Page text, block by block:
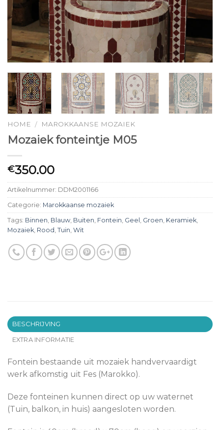
HOME / MAROKKAANSE MOZAIEK
Mozaiek fonteintje M05
€350.00
Artikelnummer: DDM2001166
Categorie: Marokkaanse mozaiek
Tags: Binnen, Blauw, Buiten, Fontein, Geel , Groen, Keramiek,
Mozaiek, Rood , Tuin, Wit
BESCHRIJVING
EXTRA INFORMATIE
Fontein bestaande uit mozaiek handvervaardigt
werk afkomstig uit Fes (Marokko).
Deze fonteinen kunnen direct op uw waternet
(Tuin, balkon, in huis) aangesloten worden.